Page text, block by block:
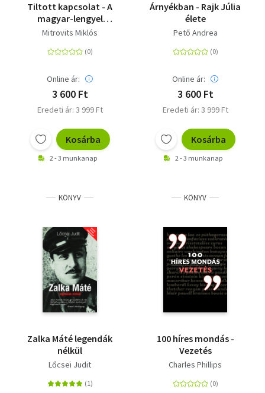
Tiltott kapcsolat - A
magyar-lengyel
ellenzéki
1989
Mitrovits Miklós
Online ár:
3 600 Ft
Eredeti ár: 3 999 Ft
Kosárba
2 - 3 munkanap
Árnyékban - Rajk Júlia
élete
Pető Andrea
Online ár:
3 600 Ft
Eredeti ár: 3 999 Ft
Kosárba
2 - 3 munkanap
KÖNYV
Zalka Máté legendák
nélkül
Lőcsei Judit
KÖNYV
100 híres mondás -
Vezetés
Charles Phillips